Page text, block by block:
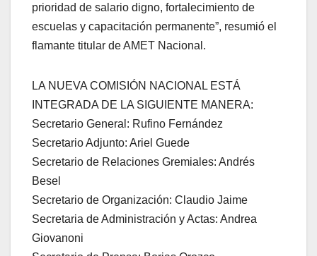
prioridad de salario digno, fortalecimiento de
escuelas y capacitación permanente”, resumió el
flamante titular de AMET Nacional.
LA NUEVA COMISIÓN NACIONAL ESTÁ
INTEGRADA DE LA SIGUIENTE MANERA:
Secretario General: Rufino Fernández
Secretario Adjunto: Ariel Guede
Secretario de Relaciones Gremiales: Andrés
Besel
Secretario de Organización: Claudio Jaime
Secretaria de Administración y Actas: Andrea
Giovanoni